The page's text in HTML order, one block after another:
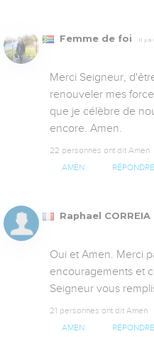
Femme de foi Il y a
Merci Seigneur,
renouveler mes
que je célèbre de
encore. Amen.
22 personnes ont dit Amen
AMEN RÉPONDRE
Raphael CORREIA
Oui et Amen. Merci
encouragements et
Seigneur vous
21 personnes ont dit Amen
AMEN RÉPONDRE